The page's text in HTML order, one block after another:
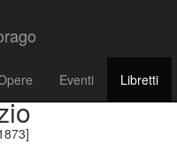
Eventi Libretti